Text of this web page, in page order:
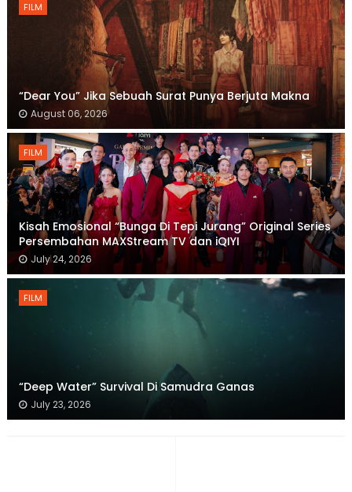
FILM
“Dear You” Jika Sebuah Surat Punya Berjuta Makna
August 06, 2026
FILM
Kisah Emosional “Bunga Di Tepi Jurang” Original Series
Persembahan MAXStream TV dan iQIYI
July 24, 2026
FILM
“Deep Water” Survival Di Samudra Ganas
July 23, 2026